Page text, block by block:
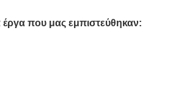
έργα που μας εμπιστεύθηκαν: